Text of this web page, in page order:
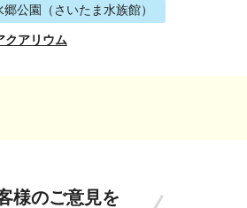
郷公園（さいたま水族館）
クアリウム
様のご意見を